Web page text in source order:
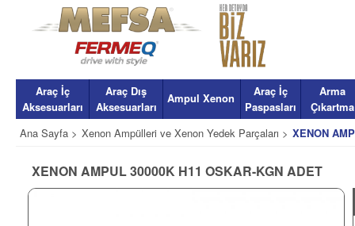
Araç İç
Aksesuarları
Araç Dış
Aksesuarları
Ampul Xenon
Araç İç
Paspasları
Arma
Çıkartma
Ana Sayfa > Xenon Ampülleri ve Xenon Yedek Parçaları > XENON
XENON AMPUL 30000K H11 OSKAR-KGN ADET